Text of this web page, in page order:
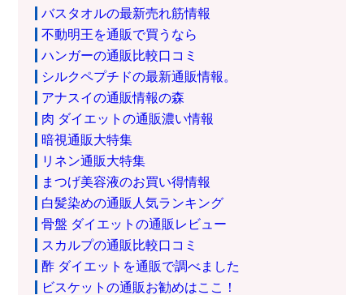
バスタオルの最新売れ筋情報
不動明王を通販で買うなら
ハンガーの通販比較口コミ
シルクペプチドの最新通販情報。
アナスイの通販情報の森
肉 ダイエットの通販濃い情報
暗視通販大特集
リネン通販大特集
まつげ美容液のお買い得情報
白髪染めの通販人気ランキング
骨盤 ダイエットの通販レビュー
スカルプの通販比較口コミ
酢 ダイエットを通販で調べました
ビスケットの通販お勧めはここ！